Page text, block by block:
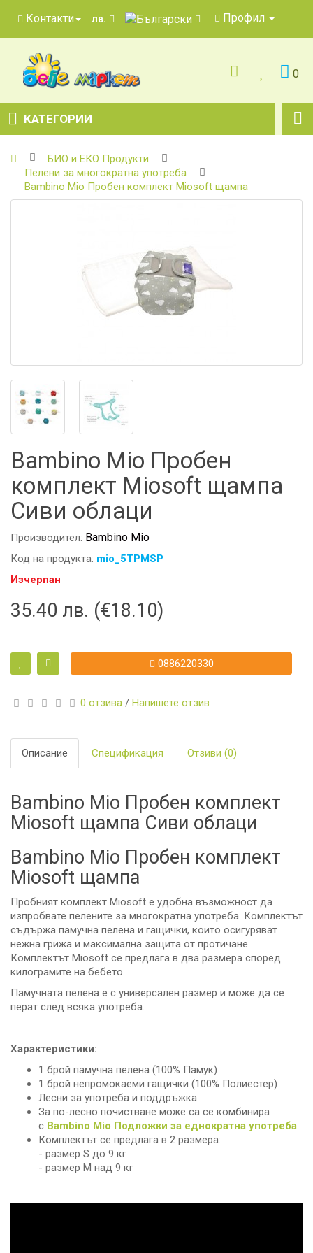
Контакти лв. Профил
0
КАТЕГОРИИ
БИО и ЕКО Продукти
Пелени за многократна употреба
Bambino Mio Пробен комплект Miosoft щампа
Bambino Mio Пробен
комплект Miosoft щампа
Сиви облаци
Производител: Bambino Mio
Код на продукта: mio_5TPMSP
Изчерпан
35.40 лв. (€18.10)
0886220330
0 отзива / Напишете отзив
Описание Спецификация Отзиви (0)
Bambino Mio Пробен комплект
Miosoft щампа Сиви облаци
Bambino Mio Пробен комплект
Miosoft щампа
Пробният комплект Miosoft е удобна възможност да
изпробвате пелените за многократна употреба. Комплектът
съдържа памучна пелена и гащички, които осигуряват
нежна грижа и максимална защита от протичане.
Комплектът Miosoft се предлага в два размера според
килограмите на бебето.
Памучната пелена е с универсален размер и може да се
перат след всяка употреба.
Характеристики:
1 брой памучна пелена (100% Памук)
1 брой непромокаеми гащички (100% Полиестер)
Лесни за употреба и поддръжка
За по-лесно почистване може са се комбинира
с Bambino Mio Подложки за еднократна употреба
Комплектът се предлага в 2 размера:
- размер S до 9 кг
- размер M над 9 кг